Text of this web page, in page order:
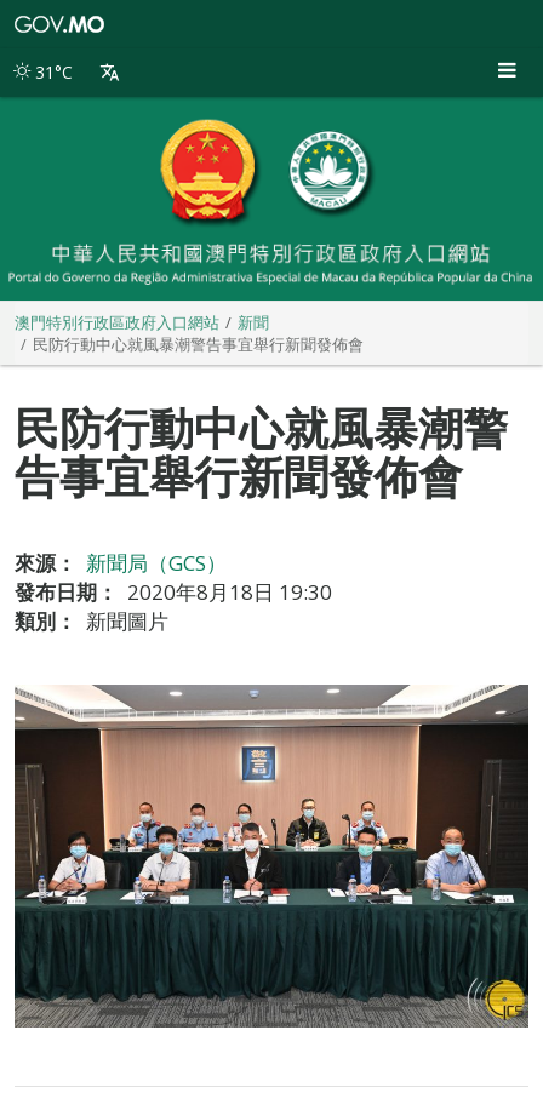
別
31°C
澳門特別行政區政府入口網站
新聞
民防行動中心就風暴潮警告事宜舉行新聞發佈會
民防行動中心就風暴潮警
告事宜舉行新聞發佈會
來源：
新聞局（GCS）
發布日期：
2020年8月18日 19:30
類別：
新聞圖片